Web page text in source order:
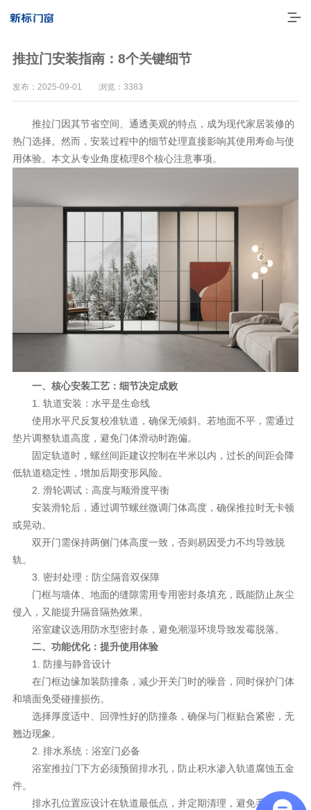
理想生活
新标赋能中心
加盟合作
品牌资讯
新标铝业
推拉门安装指南：8个关键细节
发布：2025-09-01 浏览：3383
推拉门因其节省空间、通透美观的特点，成为现代家居装修的
热门选择。然而，安装过程中的细节处理直接影响其使用寿命与使
用体验。本文从专业角度梳理8个核心注意事项。
一、核心安装工艺：细节决定成败
1. 轨道安装：水平是生命线
使用水平尺反复校准轨道，确保无倾斜。若地面不平，需通过
垫片调整轨道高度，避免门体滑动时跑偏。
固定轨道时，螺丝间距建议控制在半米以内，过长的间距会降
低轨道稳定性，增加后期变形风险。
2. 滑轮调试：高度与顺滑度平衡
安装滑轮后，通过调节螺丝微调门体高度，确保推拉时无卡顿
或晃动。
双开门需保持两侧门体高度一致，否则易因受力不均导致脱
轨。
3. 密封处理：防尘隔音双保障
门框与墙体、地面的缝隙需用专用密封条填充，既能防止灰尘
侵入，又能提升隔音隔热效果。
浴室建议选用防水型密封条，避免潮湿环境导致发霉脱落。
二、功能优化：提升使用体验
1. 防撞与静音设计
在门框边缘加装防撞条，减少开关门时的噪音，同时保护门体
和墙面免受碰撞损伤。
选择厚度适中、回弹性好的防撞条，确保与门框贴合紧密，无
翘边现象。
2. 排水系统：浴室门必备
浴室推拉门下方必须预留排水孔，防止积水渗入轨道腐蚀五金
件。
排水孔位置应设计在轨道最低点，并定期清理，避免毛发堵